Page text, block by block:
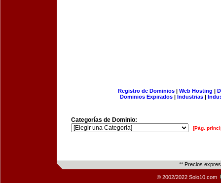
Registro de Dominios| Web Hosting |
Dominios Expirados | Industrias |
Categorías de Dominio:
[Pág.
** Precios
© 2002/2022 Solo10.com